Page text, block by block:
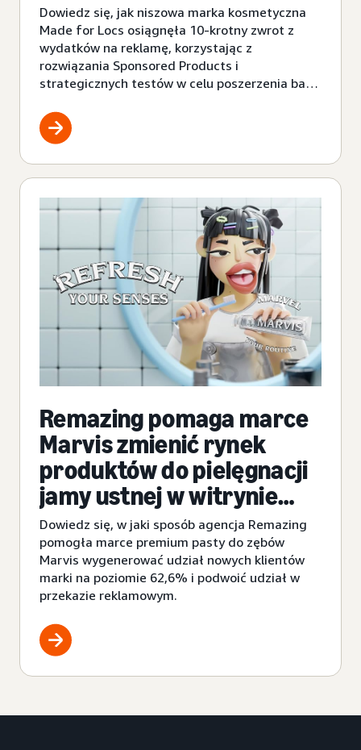
Dowiedz się, jak niszowa marka kosmetyczna
Made for Locs osiągnęła 10-krotny zwrot z
wydatków na reklamę, korzystając z
rozwiązania Sponsored Products i
strategicznych testów w celu poszerzenia bazy
Remazing pomaga marce
Marvis zmienić rynek
produktów do pielęgnacji
jamy ustnej w witrynie
Amazon
Dowiedz się, w jaki sposób agencja Remazing
pomogła marce premium pasty do zębów
Marvis wygenerować udział nowych klientów
marki na poziomie 62,6% i podwoić udział w
przekazie reklamowym.